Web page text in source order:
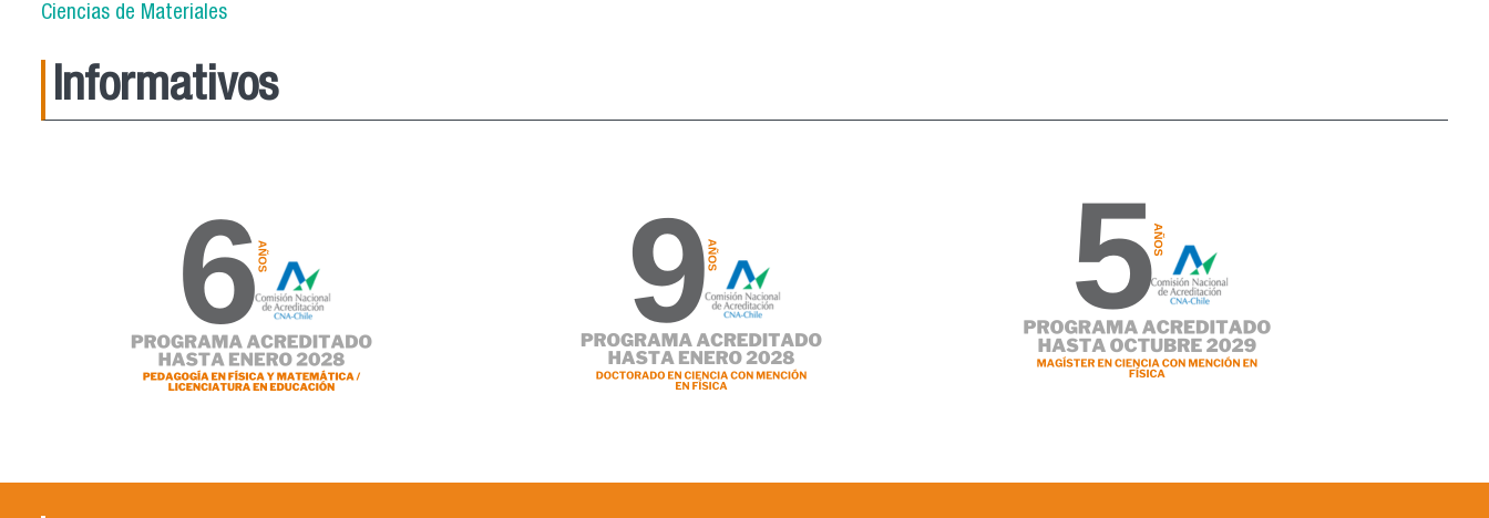
Ciencias de Materiales
Informativos